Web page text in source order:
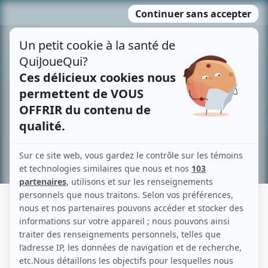
MENU
contenu
Recherche avancée »
DANIEL MILGRAM
Liens
Fiche de Daniel Milgram sur Showbizz.net